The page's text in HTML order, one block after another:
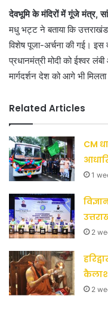
देवभूमि के मंदिरों में गूंजे मंत्र,
मधु भट्ट ने बताया कि उत्तराखंड के
विशेष पूजा-अर्चना की गई। इस
प्रधानमंत्री मोदी को ईश्वर
मार्गदर्शन देश को आगे भी
Related Articles
CM
1
2
2